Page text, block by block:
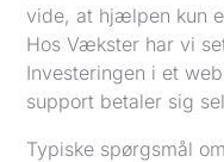
vide, at hjælpen kun
Hos Vækster har vi
Investeringen i et
support betaler sig
Typiske spørgsmål